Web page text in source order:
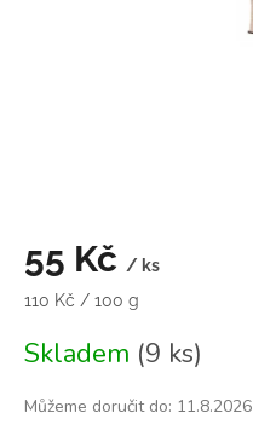
55 Kč / ks
Měrná
110 Kč / 100 g
Skladem (9 ks)
Můžeme doručit do: 11.8.2026